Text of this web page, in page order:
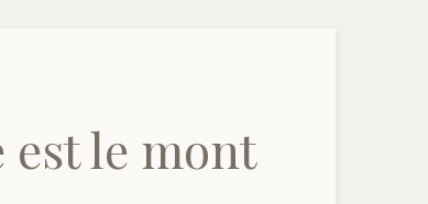
le mont